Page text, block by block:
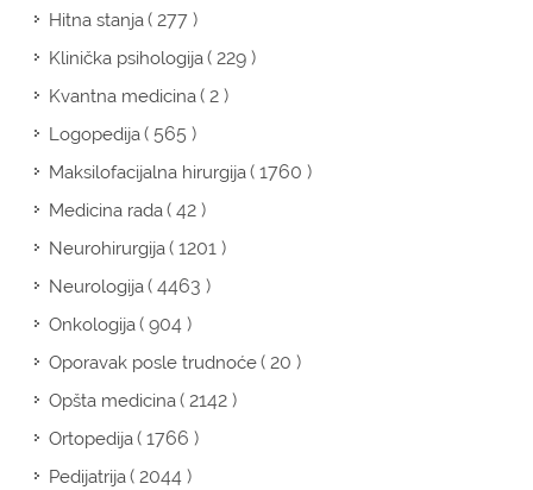
Hitna stanja( 277 )
Klinička psihologija( 229 )
Kvantna medicina( 2 )
Logopedija( 565 )
Maksilofacijalna hirurgija( 1760 )
Medicina rada( 42 )
Neurohirurgija( 1201 )
Neurologija( 4463 )
Onkologija( 904 )
Oporavak posle trudnoće( 20 )
Opšta medicina( 2142 )
Ortopedija( 1766 )
Pedijatrija( 2044 )